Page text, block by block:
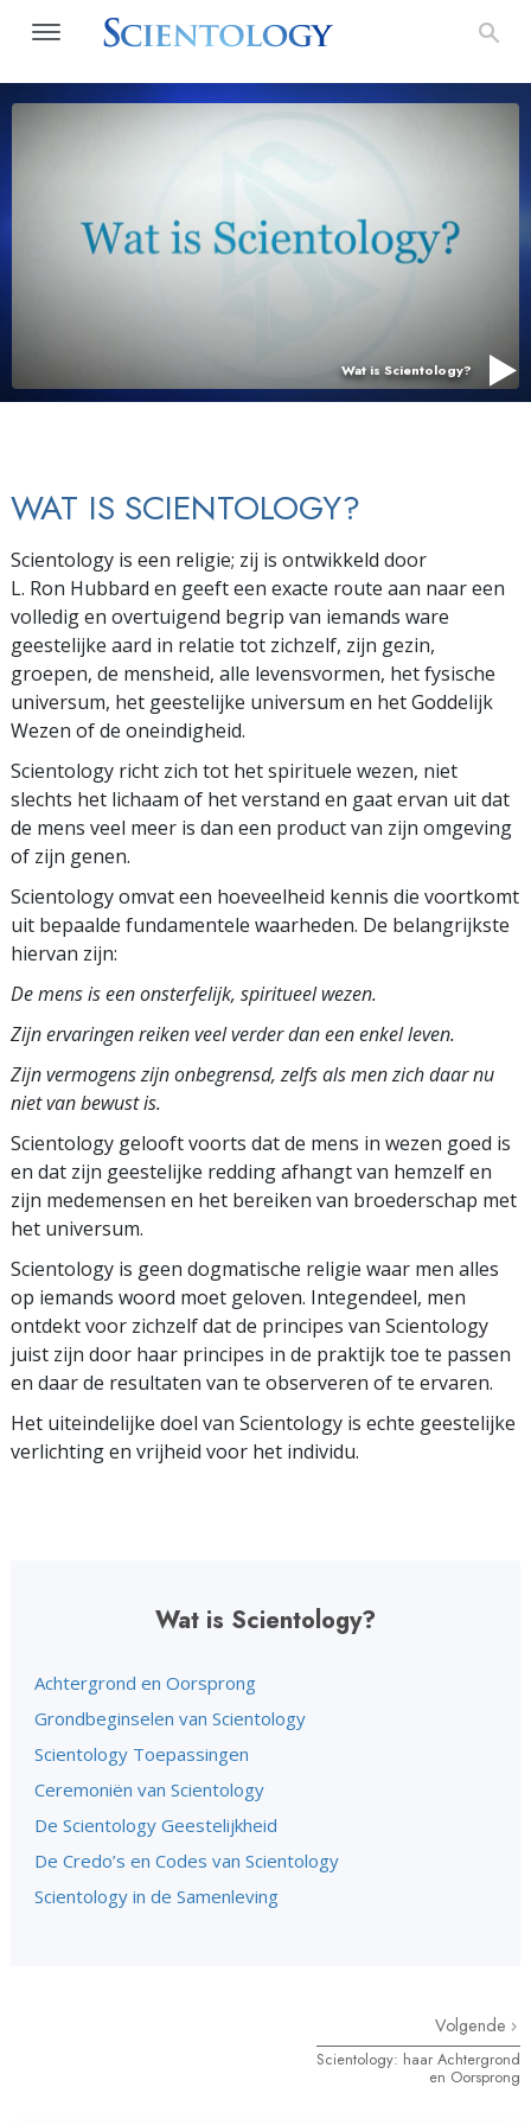
Wat is Scientology?
WAT IS SCIENTOLOGY?
Scientology is een religie; zij is ontwikkeld door
L. Ron Hubbard en geeft een exacte route aan naar een
volledig en overtuigend begrip van iemands ware
geestelijke aard in relatie tot zichzelf, zijn gezin,
groepen, de mensheid, alle levensvormen, het fysische
universum, het geestelijke universum en het Goddelijk
Wezen of de oneindigheid.
Scientology richt zich tot het spirituele wezen, niet
slechts het lichaam of het verstand en gaat ervan uit dat
de mens veel meer is dan een product van zijn omgeving
of zijn genen.
Scientology omvat een hoeveelheid kennis die voortkomt
uit bepaalde fundamentele waarheden. De belangrijkste
hiervan zijn:
De mens is een onsterfelijk, spiritueel wezen.
Zijn ervaringen reiken veel verder dan een enkel leven.
Zijn vermogens zijn onbegrensd, zelfs als men zich daar nu
niet van bewust is.
Scientology gelooft voorts dat de mens in wezen goed is
en dat zijn geestelijke redding afhangt van hemzelf en
zijn medemensen en het bereiken van broederschap met
het universum.
Scientology is geen dogmatische religie waar men alles
op iemands woord moet geloven. Integendeel, men
ontdekt voor zichzelf dat de principes van Scientology
juist zijn door haar principes in de praktijk toe te passen
en daar de resultaten van te observeren of te ervaren.
Het uiteindelijke doel van Scientology is echte geestelijke
verlichting en vrijheid voor het individu.
Wat is Scientology?
Achtergrond en Oorsprong
Grondbeginselen van Scientology
Scientology Toepassingen
Ceremoniën van Scientology
De Scientology Geestelijkheid
De Credo’s en Codes van Scientology
Scientology in de Samenleving
Volgende
Scientology: haar Achtergrond
en Oorsprong